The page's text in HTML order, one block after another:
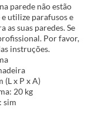
parede não estão
utilize parafusos e
as suas paredes. Se
Por favor,
instruções.
(L x P x A)
20 kg
sim